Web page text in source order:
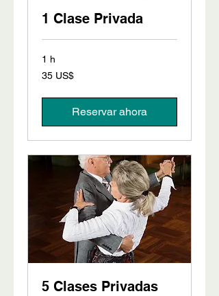
1 Clase Privada
1 h
35
dólares
35 US$
Reservar ahora
5 Clases Privadas